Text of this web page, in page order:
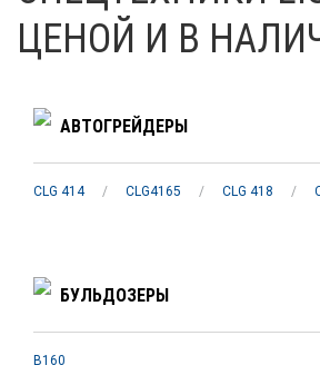
ЦЕНОЙ И В
АВТОГРЕЙДЕРЫ
CLG 414 / CLG4165 / CLG 418 /
БУЛЬДОЗЕРЫ
B160